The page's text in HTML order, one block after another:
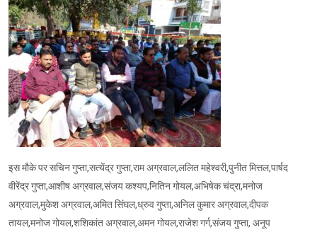
इस मौके पर सचिन गुप्ता,सत्येंद्र गुप्ता,राम अग्रवाल,ललित महेश्वरी,पुनीत मित्तल,पार्षद
वीरेंद्र गुप्ता,आशीष अग्रवाल,संजय कश्यप,नितिन गोयल,अभिषेक चंद्रा,मनोज
अग्रवाल,मुकेश अग्रवाल,अमित सिंघल,ध्रुव गुप्ता,अनिल कुमार अग्रवाल,दीपक
तायल,मनोज गोयल,शशिकांत अग्रवाल,अमन गोयल,राजेश गर्ग,संजय गुप्ता, अनूप